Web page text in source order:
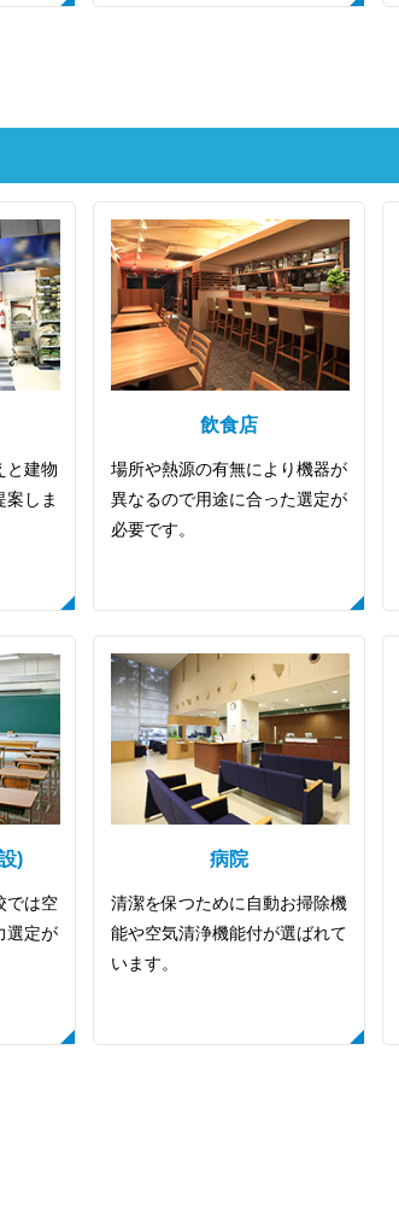
と建物
案しま
飲食店
場所や熱源の有無により機器が
異なるので用途に合った選定が
必要です。
)
では空
選定が
病院
清潔を保つために自動お掃除機
能や空気清浄機能付が選ばれて
います。
お電話
メール
送信する